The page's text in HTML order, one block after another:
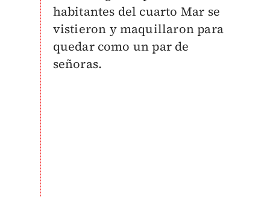
habitantes del cuarto Mar se
vistieron y maquillaron para
quedar como un par de
señoras.